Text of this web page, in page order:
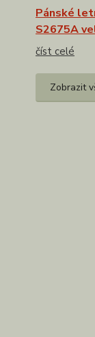
Pánské
S2675A
číst celé
Zobrazit